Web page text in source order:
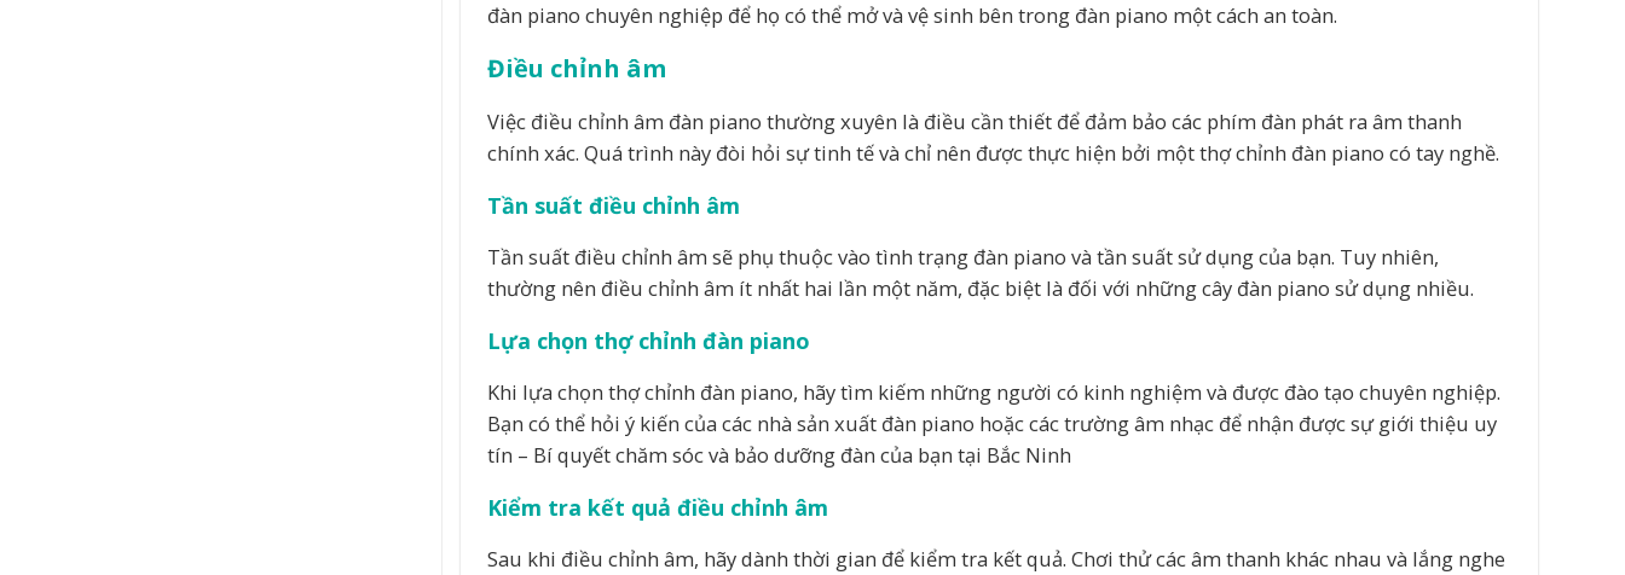
đàn piano chuyên nghiệp để họ có thể mở và vệ sinh bên trong đàn piano một cách an toàn.
Điều chỉnh âm
Việc điều chỉnh âm đàn piano thường xuyên là điều cần thiết để đảm bảo các phím đàn phát ra âm thanh
chính xác. Quá trình này đòi hỏi sự tinh tế và chỉ nên được thực hiện bởi một thợ chỉnh đàn piano có tay nghề.
Tần suất điều chỉnh âm
Tần suất điều chỉnh âm sẽ phụ thuộc vào tình trạng đàn piano và tần suất sử dụng của bạn. Tuy nhiên,
thường nên điều chỉnh âm ít nhất hai lần một năm, đặc biệt là đối với những cây đàn piano sử dụng nhiều.
Lựa chọn thợ chỉnh đàn piano
Khi lựa chọn thợ chỉnh đàn piano, hãy tìm kiếm những người có kinh nghiệm và được đào tạo chuyên nghiệp.
Bạn có thể hỏi ý kiến của các nhà sản xuất đàn piano hoặc các trường âm nhạc để nhận được sự giới thiệu uy
tín – Bí quyết chăm sóc và bảo dưỡng đàn của bạn tại Bắc Ninh
Kiểm tra kết quả điều chỉnh âm
Sau khi điều chỉnh âm, hãy dành thời gian để kiểm tra kết quả. Chơi thử các âm thanh khác nhau và lắng nghe